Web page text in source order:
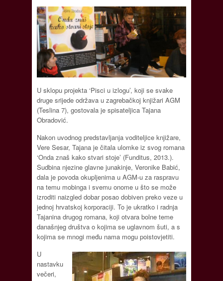
U sklopu projekta ‘Pisci u izlogu’, koji se svake
druge srijede održava u zagrebačkoj knjižari AGM
(Teslina 7), gostovala je spisateljica Tajana
Obradović.
Nakon uvodnog predstavljanja voditeljice knjižare,
Vere Sesar, Tajana je čitala ulomke iz svog romana
‘Onda znaš kako stvari stoje’ (Funditus, 2013.).
Sudbina njezine glavne junakinje, Veronike Babić,
dala je povoda okupljenima u AGM-u za raspravu
na temu mobinga i svemu onome u što se može
izroditi naizgled dobar posao dobiven preko veze u
jednoj hrvatskoj korporaciji. To je ukratko i radnja
Tajanina drugog romana, koji otvara bolne teme
današnjeg društva o kojima se uglavnom šuti, a s
kojima se mnogi među nama mogu poistovjetiti.
U
nastavku
večeri,